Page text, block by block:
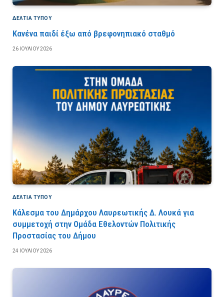
ΔΕΛΤΙΑ ΤΥΠΟΥ
Κανένα παιδί έξω από βρεφονηπιακό σταθμό
26 ΙΟΥΛΊΟΥ 2026
ΔΕΛΤΙΑ ΤΥΠΟΥ
Κάλεσμα του Δημάρχου Λαυρεωτικής Δ. Λουκά για
συμμετοχή στην Ομάδα Εθελοντών Πολιτικής
Προστασίας του Δήμου
24 ΙΟΥΛΊΟΥ 2026